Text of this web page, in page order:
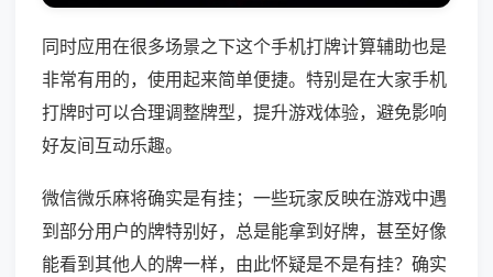
同时应用在很多场景之下这个手机打牌计算辅助也是
非常有用的，使用起来简单便捷。特别是在大家手机
打牌时可以合理调整牌型，提升游戏体验，避免影响
好友间互动乐趣。
微信微乐麻将确实是有挂；一些玩家反映在游戏中遇
到部分用户的牌特别好，总是能拿到好牌，甚至好像
能看到其他人的牌一样，由此怀疑是不是有挂？确实